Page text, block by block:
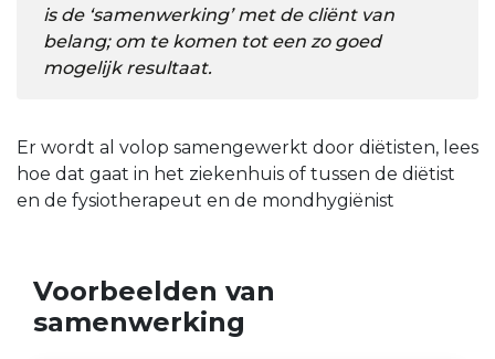
is de ‘samenwerking’ met de cliënt van
belang; om te komen tot een zo goed
mogelijk resultaat.
Er wordt al volop samengewerkt door diëtisten, lees
hoe dat gaat in het ziekenhuis of tussen de diëtist
en de fysiotherapeut en de mondhygiënist
Voorbeelden van
samenwerking